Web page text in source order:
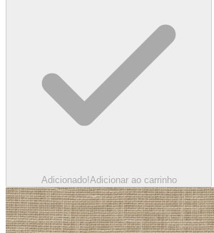
Adicionado!Adicionar ao carrinho